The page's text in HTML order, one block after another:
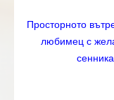
Просторното
любимец с